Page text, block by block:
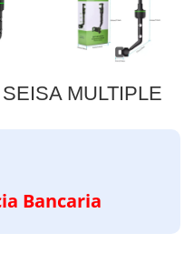
MULTIPLE
Bancaria